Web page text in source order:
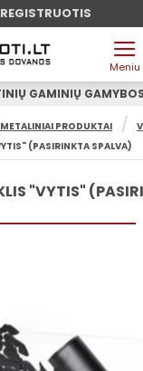
REGISTRUOTIS
PRODUKTAI
(PASIRINKTA SPALVA)
GAMINIŲ
"VYTIS"